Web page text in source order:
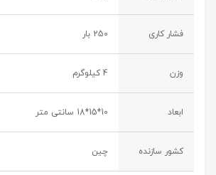
فشار کاری 250 بار
وزن 4 کیلوگرم
ابعاد 10*15*18 سانتی متر
کشور سازنده چین